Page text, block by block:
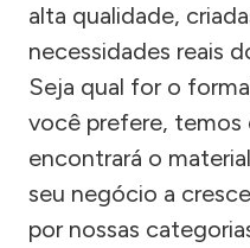
alta qualidade,
necessidades reais
Seja qual for o
você prefere, temos
encontrará o
seu negócio a
por nossas